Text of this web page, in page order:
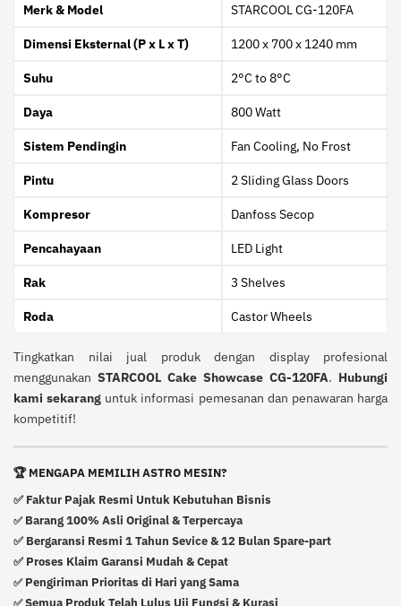
Merk & Model STARCOOL CG-120FA
Dimensi Eksternal (P x L x T) 1200 x 700 x 1240 mm
Suhu 2°C to 8°C
Daya 800 Watt
Sistem Pendingin Fan Cooling, No Frost
Pintu 2 Sliding Glass Doors
Kompresor Danfoss Secop
Pencahayaan LED Light
Rak 3 Shelves
Roda Castor Wheels
Tingkatkan nilai jual produk dengan display profesional
menggunakan STARCOOL Cake Showcase CG-120FA. Hubungi
kami sekarang untuk informasi pemesanan dan penawaran harga
kompetitif!
🏆 MENGAPA MEMILIH ASTRO MESIN?
✅ Faktur Pajak Resmi Untuk Kebutuhan Bisnis
✅ Barang 100% Asli Original & Terpercaya
✅ Bergaransi Resmi 1 Tahun Sevice & 12 Bulan Spare-part
✅ Proses Klaim Garansi Mudah & Cepat
✅ Pengiriman Prioritas di Hari yang Sama
✅Semua Produk Telah Lulus Uji Fungsi & Kurasi